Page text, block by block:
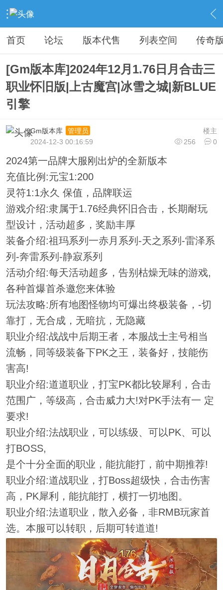
› 传奇私服专区 › 传奇商业版本免费下载 › 内容
首页 论坛 版本代售 列表空间 传奇
[Gm版本库]2024年12月1.76日月合击三
职业怀旧版|上古魔宫|冰雪之城|新BLUE
引擎
楼主
Gm版本库
管理员
256
0
2024-12-3 00:16:59
2024第一品牌大服刚出炉的全新版本
充值比例:元宝1:200
灵符1:1永久 保值，品牌联运
游戏介绍:隶属于1.76经典怀旧合击，长期耐玩
型设计，活动超多，奖励丰厚
装备介绍:祖玛系列一赤月系列-天之系列-雷泽系
列-奔雷系列-静寂系列
活动介绍:每天活动超多，告别枯燥无味的游戏,
各种首爆首杀邀您来体验
玩法攻略:所有地图怪物均可爆出终极装备，-切
靠打，无合成，无暗抗，无隐藏
职业介绍:战战中后期王者，本服战士主号相当
流畅，同等级装备下PK之王，装备好，技能伤
害高!
职业介绍:道道职业，打宝PK都比较犀利，合击
范围广，等级高，合击威力大!对PK手法有一 定
要求!
职业介绍:法战职业，可以练级、可以PK、可以
打BOSS,
是个十分全面的职业，能抗能打，前中期推荐!
职业介绍:道战职业，打Boss超级快，合击伤害
高，PK犀利，能抗能打，横打一切地图。
职业介绍:法道职业，散入必备，非RMB玩家首
选。本服可以转职，后期可转道道!